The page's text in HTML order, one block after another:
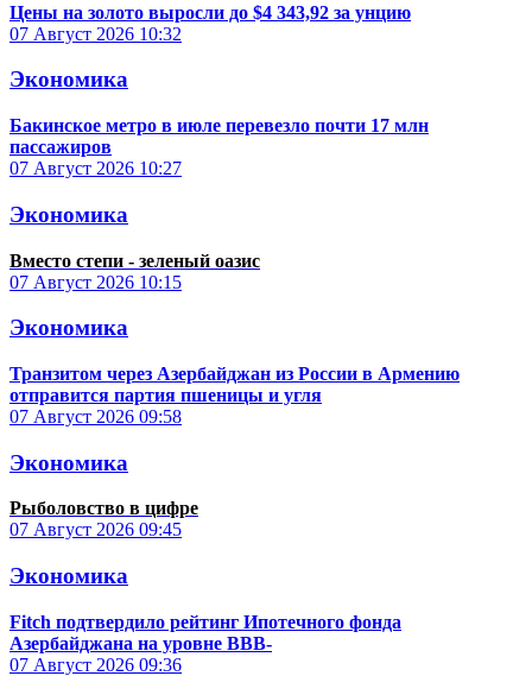
Цены на золото выросли до $4 343,92 за унцию
07 Август 2026 10:32
Экономика
Бакинское метро в июле перевезло почти 17 млн
пассажиров
07 Август 2026 10:27
Экономика
Вместо степи - зеленый оазис
07 Август 2026 10:15
Экономика
Транзитом через Азербайджан из России в Армению
отправится партия пшеницы и угля
07 Август 2026 09:58
Экономика
Рыболовство в цифре
07 Август 2026 09:45
Экономика
Fitch подтвердило рейтинг Ипотечного фонда
Азербайджана на уровне BBB-
07 Август 2026 09:36